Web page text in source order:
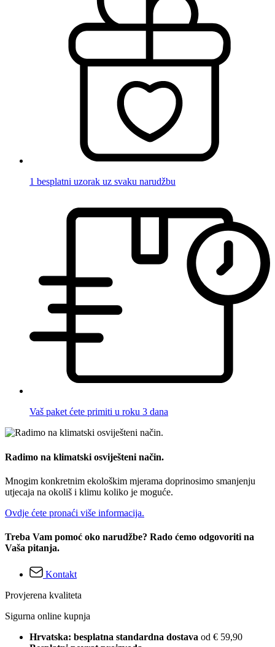
1 besplatni uzorak uz svaku narudžbu
Vaš paket ćete primiti u roku 3 dana
Radimo na klimatski osviješteni način.
Mnogim konkretnim ekološkim mjerama doprinosimo smanjenju
utjecaja na okoliš i klimu koliko je moguće.
Ovdje ćete pronaći više informacija.
Treba Vam pomoć oko narudžbe? Rado ćemo odgovoriti na
Vaša pitanja.
Kontakt
Provjerena kvaliteta
Sigurna online kupnja
Hrvatska: besplatna standardna dostava od € 59,90